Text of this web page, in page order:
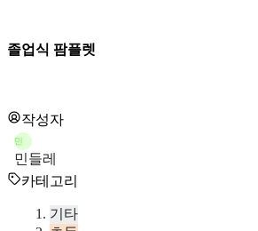
졸업식 팜플렛
작성자
민
민들레
카테고리
기타